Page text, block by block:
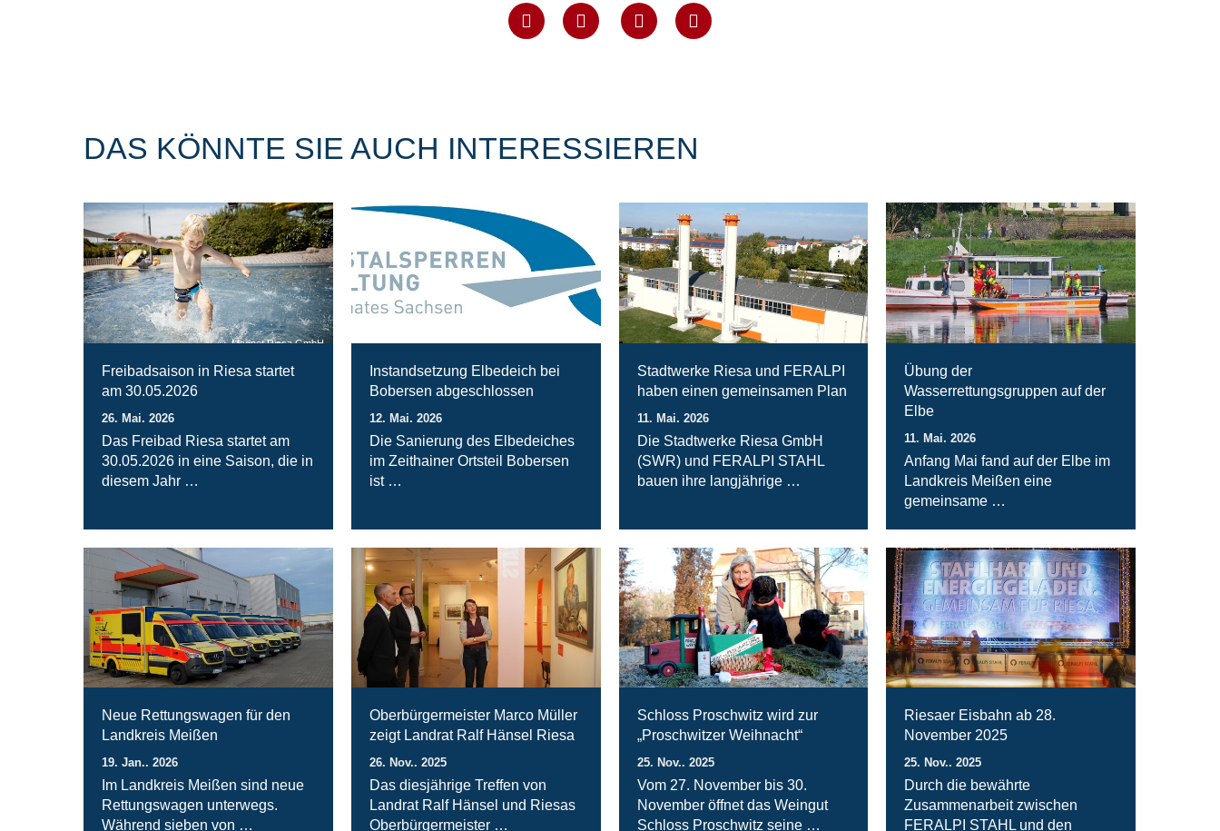
DAS KÖNNTE SIE AUCH INTERESSIEREN
Magnet Riesa GmbH
Freibadsaison in Riesa startet
am 30.05.2026
26. Mai. 2026
Das Freibad Riesa startet am
30.05.2026 in eine Saison, die in
diesem Jahr …
Instandsetzung Elbedeich bei
Bobersen abgeschlossen
12. Mai. 2026
Die Sanierung des Elbedeiches
im Zeithainer Ortsteil Bobersen
ist …
Stadtwerke Riesa und FERALPI
haben einen gemeinsamen Plan
11. Mai. 2026
Die Stadtwerke Riesa GmbH
(SWR) und FERALPI STAHL
bauen ihre langjährige …
Übung der
Wasserrettungsgruppen auf der
Elbe
11. Mai. 2026
Anfang Mai fand auf der Elbe im
Landkreis Meißen eine
gemeinsame …
Neue Rettungswagen für den
Landkreis Meißen
19. Jan.. 2026
Im Landkreis Meißen sind neue
Rettungswagen unterwegs.
Während sieben von …
Oberbürgermeister Marco Müller
zeigt Landrat Ralf Hänsel Riesa
26. Nov.. 2025
Das diesjährige Treffen von
Landrat Ralf Hänsel und Riesas
Oberbürgermeister …
Schloss Proschwitz wird zur
„Proschwitzer Weihnacht“
25. Nov.. 2025
Vom 27. November bis 30.
November öffnet das Weingut
Schloss Proschwitz seine …
Riesaer Eisbahn ab 28.
November 2025
25. Nov.. 2025
Durch die bewährte
Zusammenarbeit zwischen
FERALPI STAHL und den